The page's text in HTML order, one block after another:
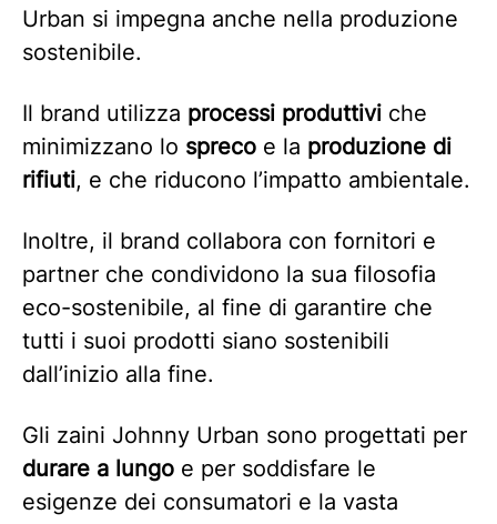
Urban si impegna anche nella produzione
sostenibile.
Il brand utilizza processi produttivi che
minimizzano lo spreco e la produzione di
rifiuti, e che riducono l’impatto ambientale.
Inoltre, il brand collabora con fornitori e
partner che condividono la sua filosofia
eco-sostenibile, al fine di garantire che
tutti i suoi prodotti siano sostenibili
dall’inizio alla fine.
Gli zaini Johnny Urban sono progettati per
durare a lungo e per soddisfare le
esigenze dei consumatori e la vasta